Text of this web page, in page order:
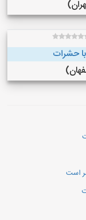
حشرات
است